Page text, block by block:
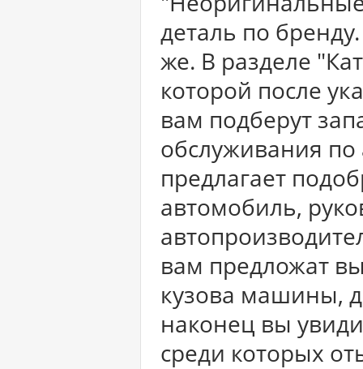
деталь по
же. В разделе
которой после
вам подберут
обслуживания
предлагает
автомобиль,
вам предложат
кузова машины,
наконец вы
среди которых